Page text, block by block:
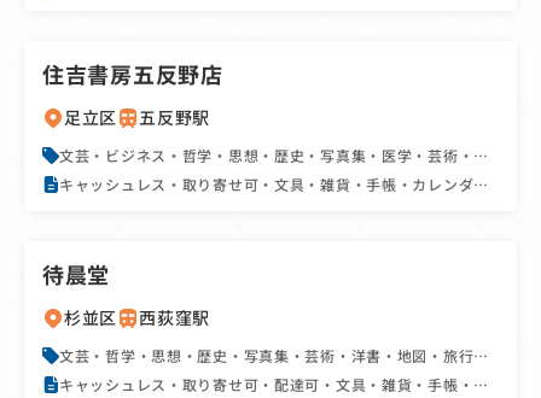
住吉書房五反野店
足立区 五反野駅
文芸・ビジネス・哲学・思想・歴史・写真集・医学・芸術・学
書・BL・文庫・新書・雑誌・コミック・アダルト
キャッシュレス・取り寄せ可・文具・雑貨・手帳・カレンダ
待晨堂
杉並区 西荻窪駅
文芸・哲学・思想・歴史・写真集・芸術・洋書・地図・旅行
キャッシュレス・取り寄せ可・配達可・文具・雑貨・手帳・カ